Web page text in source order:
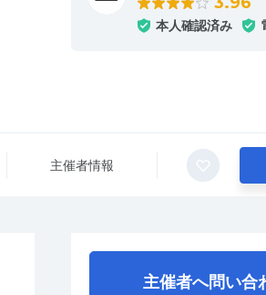
本人確認済み
主催者情報
主催者へ問い合